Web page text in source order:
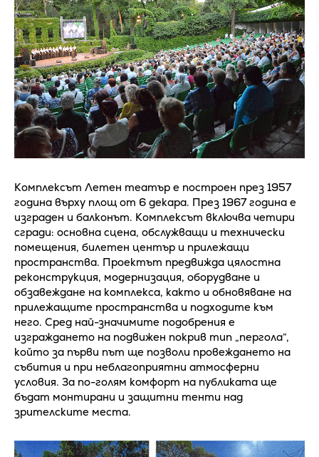
Комплексът Летен театър е построен през 1957
година върху площ от 6 декара. През 1967 година е
изграден и балконът. Комплексът включва четири
сгради: основна сцена, обслужващи и технически
помещения, билетен център и прилежащи
пространства. Проектът предвижда цялостна
реконструкция, модернизация, оборудване и
обзавеждане на комплекса, както и обновяване на
прилежащите пространства и подходите към
него. Сред най-значимите подобрения е
изграждането на подвижен покрив тип „пергола“,
който за първи път ще позволи провеждането на
събития и при неблагоприятни атмосферни
условия. За по-голям комфорт на публиката ще
бъдат монтирани и защитни тенти над
зрителските места.